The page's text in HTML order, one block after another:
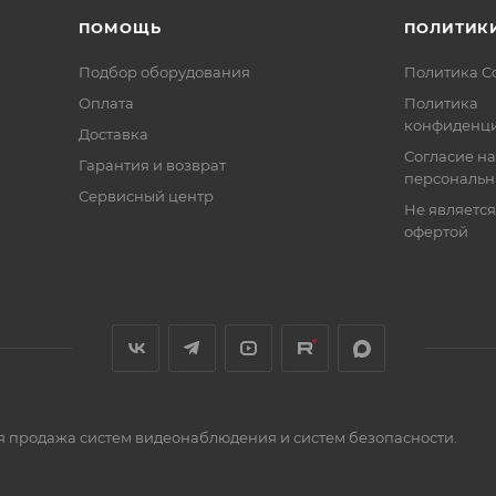
легко подключиться к видеорегистратору
объединять мультигибридные и IP
настройки и управления. Кроме того FR1104
что облегчает настройку системы
систему видеонаблюдения до высокого
помощником по обеспечению безопасности.
легко вписаться в интерьер объекта
ПОМОЩЬ
Подбор оборудования
Оплата
Доставка
Гарантия и возврат
Сервисный центр
Политика
Политика
Согласие
Не
офертой
систем видеонаблюдения и систем безопасности.